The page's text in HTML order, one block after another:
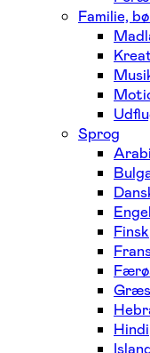
Familie,
Sprog
Finsk
Hindi